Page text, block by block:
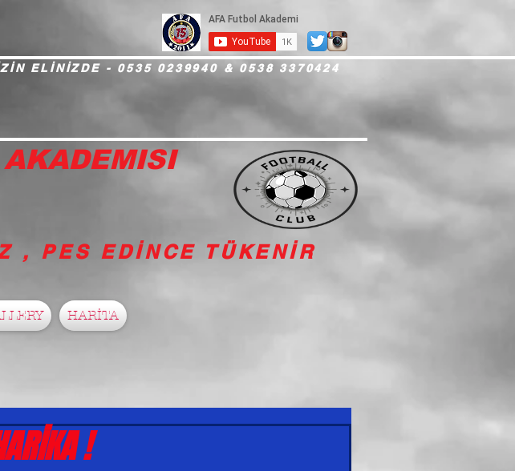
ELİNİZDE - 0535 0239940 & 0538 3370424
, PES EDİNCE TÜKENİR
HARİTA
!